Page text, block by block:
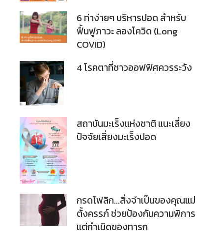
6 ท่าง่ายๆ บริหารปอด สำหรับ
ฟื้นฟูภาวะ ลองโควิด (Long
COVID)
4 โรคตาที่ชาวออฟฟิศควรระวัง
สถาบันมะเร็งแห่งชาติ แนะเลี่ยง
ปัจจัยเสี่ยงมะเร็งปอด
กรดโฟลิก…สิ่งจำเป็นของคุณแม่
ตั้งครรภ์ ช่วยป้องกันความพิการ
แต่กำเนิดของทารก